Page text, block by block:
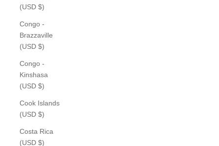
(USD $)
Congo -
Brazzaville
(USD $)
Congo -
Kinshasa
(USD $)
Cook Islands
(USD $)
Costa Rica
(USD $)